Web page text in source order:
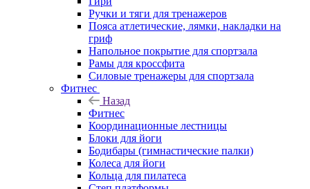
Ручки и тяги для тренажеров
Пояса атлетические, лямки, накладки на
гриф
Напольное покрытие для спортзала
Рамы для кроссфита
Силовые тренажеры для спортзала
Фитнес
Назад
Фитнес
Координационные лестницы
Блоки для йоги
Бодибары (гимнастические палки)
Колеса для йоги
Кольца для пилатеса